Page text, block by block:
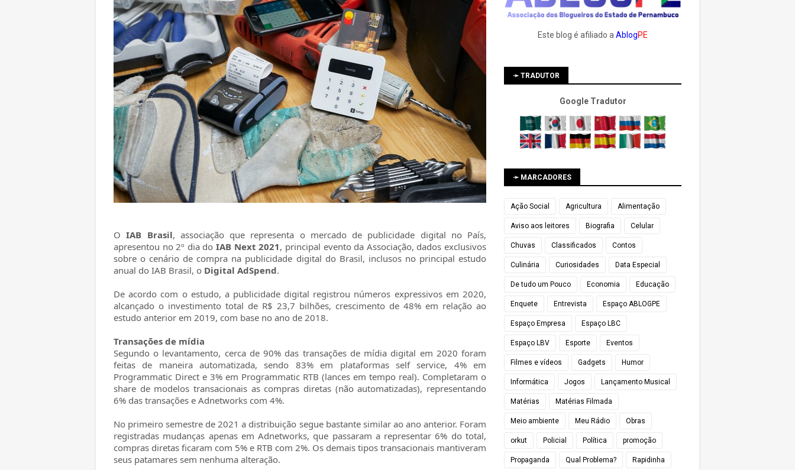
OIAB Brasil, associação que representa o mercado de publicidade digital no País,
apresentou no 2º dia do IAB Next 2021, principal evento da Associação, dados exclusivos
sobre o cenário de compra na publicidade digital do Brasil, inclusos no principal estudo
anual do IAB Brasil, o Digital AdSpend.
De acordo com o estudo, a publicidade digital registrou números expressivos em 2020,
alcançado o investimento total de R$ 23,7 bilhões, crescimento de 48% em relação ao
estudo anterior em 2019, com base no ano de 2018.
Transações de mídia
Segundo o levantamento, cerca de 90% das transações de mídia digital em 2020 foram
feitas de maneira automatizada, sendo 83% em plataformas self service, 4% em
Programmatic Direct e 3% em Programmatic RTB (lances em tempo real). Completaram o
share de modelos transacionais as compras diretas (não automatizadas), representando
6% das transações e Adnetworks com 4%.
No primeiro semestre de 2021 a distribuição segue bastante similar ao ano anterior. Foram
registradas mudanças apenas em Adnetworks, que passaram a representar 6% do total,
compras diretas ficaram com 5% e RTB com 2%. Os demais tipos transacionais mantiveram
seus patamares sem nenhuma alteração.
Este blog é afiliado a AblogPE
➛ TRADUTOR
Google Tradutor
➛ MARCADORES
Ação Social Agricultura Alimentação
Aviso aos leitores Biografia Celular
Chuvas Classificados Contos
Culinária Curiosidades Data Especial
De tudo um Pouco Economia Educação
Enquete Entrevista Espaço ABLOGPE
Espaço Empresa Espaço LBC
Espaço LBV Esporte Eventos
Filmes e vídeos Gadgets Humor
Informática Jogos Lançamento Musical
Matérias Matérias Filmada
Meio ambiente Meu Rádio Obras
orkut Policial Política promoção
Propaganda Qual Problema? Rapidinha